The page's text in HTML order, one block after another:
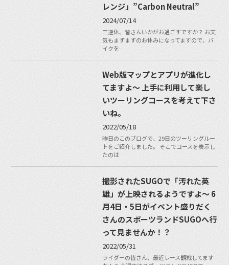
レンジ」”Carbon Neutral”
2024/07/14
三連休、皆さんいかがお過ごすですか？ お天
気もまずまずのお休みになってますので、バ
イクを…
Web版マップとアプリが進化し
てますよ〜 上手に利用して楽し
いツーリングコースを考えて下さ
いね。
2022/05/18
昨日のこのブログで、29日のツーリングルー
トをご紹介しました。 そこでコースを表示し
たのは…
撮影されたSUGOで「汚れた英
雄」が上映されるようですよ〜 6
月4日・5日がイベント盛りだく
さんのスポーツランドSUGOへ行
って見ませんか！？
2022/05/31
ライダーの皆さん、最近レース観戦してます